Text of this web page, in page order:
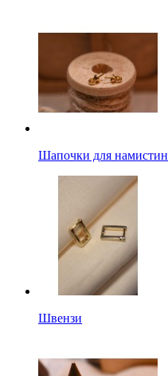
Шапочки для намистин
Швензи